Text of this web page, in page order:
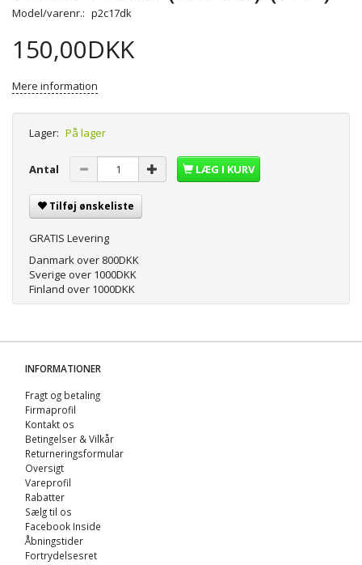
Model/varenr.: p2c17dk
150,00DKK
Mere information
Lager: På lager
Antal LÆG I KURV
Tilføj ønskeliste
GRATIS Levering
Danmark over 800DKK
Sverige over 1000DKK
Finland over 1000DKK
INFORMATIONER
Fragt og betaling
Firmaprofil
Kontakt os
Betingelser & Vilkår
Returneringsformular
Oversigt
Vareprofil
Rabatter
Sælg til os
Facebook Inside
Åbningstider
Fortrydelsesret